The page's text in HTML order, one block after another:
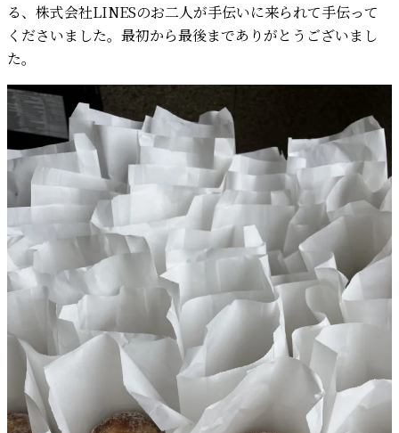
る、株式会社LINESのお二人が手伝いに来られて手伝って
くださいました。最初から最後までありがとうございまし
た。